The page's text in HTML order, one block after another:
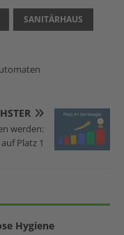
SANITÄRHAUS
werden:
Platz 1
Hygiene